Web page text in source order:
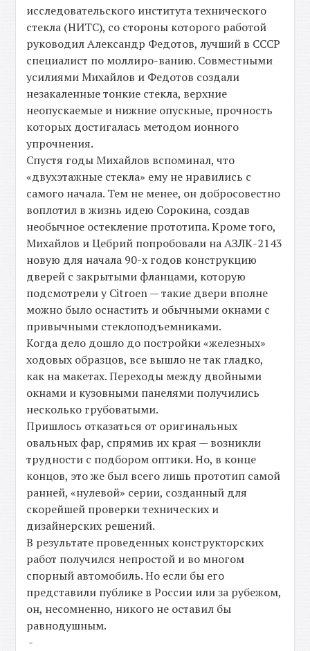
исследовательского института технического
стекла (НИТС), со стороны которого работой
руководил Александр Федотов, лучший в СССР
специалист по моллиро-ванию. Совместными
усилиями Михайлов и Федотов создали
незакаленные тонкие стекла, верхние
неопускаемые и нижние опускные, прочность
которых достигалась методом ионного
упрочнения.
Спустя годы Михайлов вспоминал, что
«двухэтажные стекла» ему не нравились с
самого начала. Тем не менее, он добросовестно
воплотил в жизнь идею Сорокина, создав
необычное остекление прототипа. Кроме того,
Михайлов и Цебрий попробовали на АЗЛК-2143
новую для начала 90-х годов конструкцию
дверей с закрытыми фланцами, которую
подсмотрели у Citroen — такие двери вполне
можно было оснастить и обычными окнами с
привычными стеклоподъемниками.
Когда дело дошло до постройки «железных»
ходовых образцов, все вышло не так гладко,
как на макетах. Переходы между двойными
окнами и кузовными панелями получились
несколько грубоватыми.
Пришлось отказаться от оригинальных
овальных фар, спрямив их края — возникли
трудности с подбором оптики. Но, в конце
концов, это же был всего лишь прототип самой
ранней, «нулевой» серии, созданный для
скорейшей проверки технических и
дизайнерских решений.
В результате проведенных конструкторских
работ получился непростой и во многом
спорный автомобиль. Но если бы его
представили публике в России или за рубежом,
он, несомненно, никого не оставил бы
равнодушным.
-